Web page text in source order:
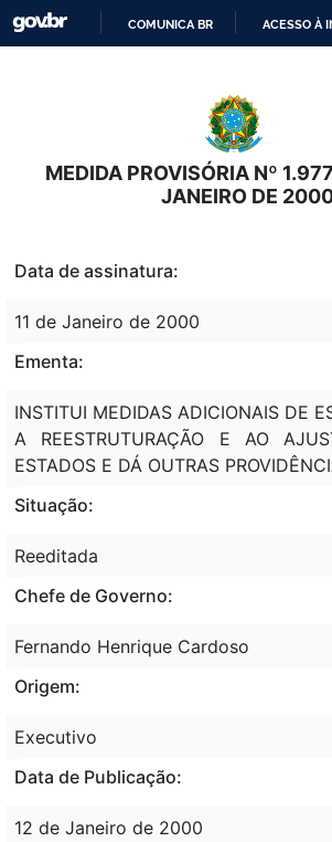
O
CONTEÚDO
COMUNICA BR ACESSO À
MEDIDA PROVISÓRIA Nº
JANEIRO DE
Data de assinatura:
11 de Janeiro de 2000
Ementa:
INSTITUI MEDIDAS ADICIONAIS DE
A REESTRUTURAÇÃO E AO
ESTADOS E DÁ OUTRAS
Situação:
Reeditada
Chefe de Governo:
Fernando Henrique Cardoso
Origem:
Executivo
Data de Publicação:
12 de Janeiro de 2000